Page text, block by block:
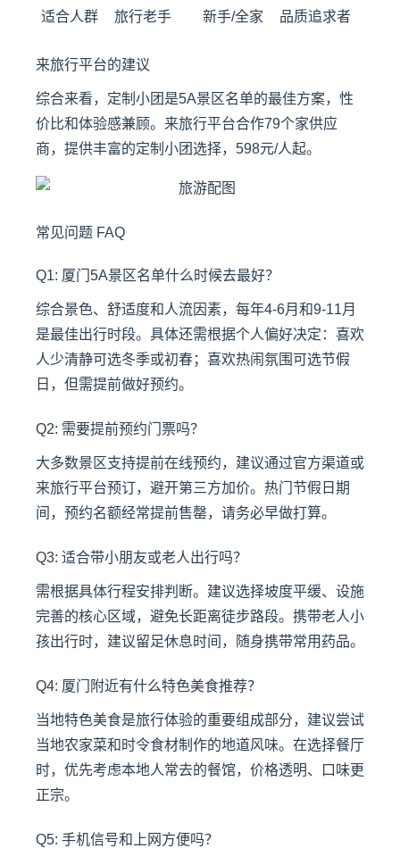
适合人群 旅行老手 新手/全家 品质追求者
来旅行平台的建议
综合来看，定制小团是5A景区名单的最佳方案，性
价比和体验感兼顾。来旅行平台合作79个家供应
商，提供丰富的定制小团选择，598元/人起。
常见问题 FAQ
Q1: 厦门5A景区名单什么时候去最好？
综合景色、舒适度和人流因素，每年4-6月和9-11月
是最佳出行时段。具体还需根据个人偏好决定：喜欢
人少清静可选冬季或初春；喜欢热闹氛围可选节假
日，但需提前做好预约。
Q2: 需要提前预约门票吗？
大多数景区支持提前在线预约，建议通过官方渠道或
来旅行平台预订，避开第三方加价。热门节假日期
间，预约名额经常提前售罄，请务必早做打算。
Q3: 适合带小朋友或老人出行吗？
需根据具体行程安排判断。建议选择坡度平缓、设施
完善的核心区域，避免长距离徒步路段。携带老人小
孩出行时，建议留足休息时间，随身携带常用药品。
Q4: 厦门附近有什么特色美食推荐？
当地特色美食是旅行体验的重要组成部分，建议尝试
当地农家菜和时令食材制作的地道风味。在选择餐厅
时，优先考虑本地人常去的餐馆，价格透明、口味更
正宗。
Q5: 手机信号和上网方便吗？